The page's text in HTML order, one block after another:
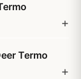
Termo